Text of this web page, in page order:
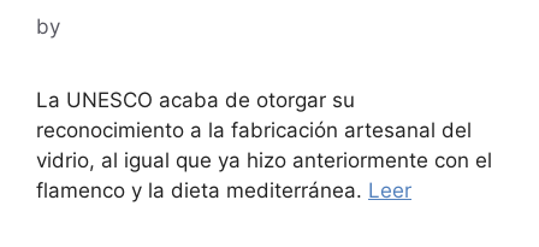
by
La UNESCO acaba de otorgar su
reconocimiento a la fabricación artesanal del
vidrio, al igual que ya hizo anteriormente con el
flamenco y la dieta mediterránea. Leer